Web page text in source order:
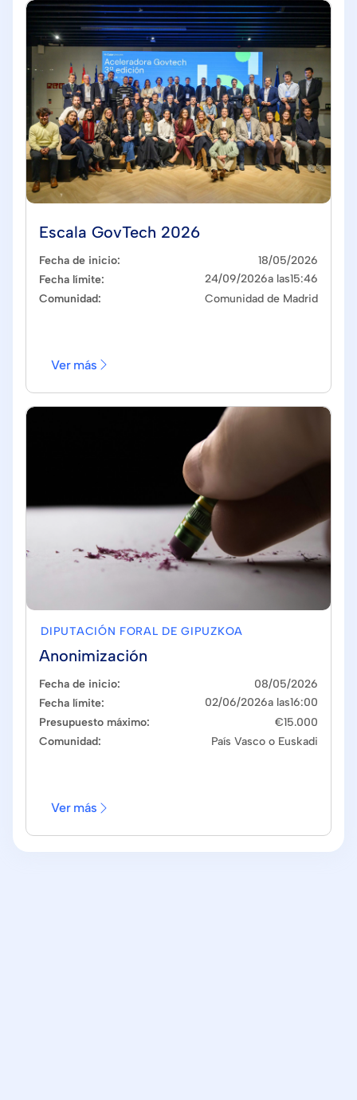
Escala GovTech 2026
Fecha de inicio: 18/05/2026
Fecha límite:
24/09/2026a las15:46
Comunidad:
Comunidad de Madrid
Ver más
DIPUTACIÓN FORAL DE GIPUZKOA
Anonimización
Fecha de inicio: 08/05/2026
Fecha límite:
02/06/2026a las16:00
Presupuesto máximo:
€15.000
Comunidad:
País Vasco o Euskadi
Ver más